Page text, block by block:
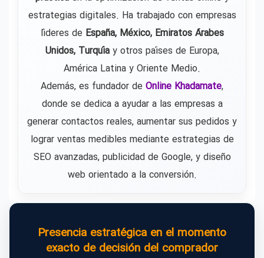
estrategias digitales. Ha trabajado con empresas
líderes de España, México, Emiratos Árabes
Unidos, Turquíay otros países de Europa,
América Latina y Oriente Medio.
Además, es fundador de Online Khadamate,
donde se dedica a ayudar a las empresas a
generar contactos reales, aumentar sus pedidos y
lograr ventas medibles mediante estrategias de
SEO avanzadas, publicidad de Google, y diseño
web orientado a la conversión.
Presencia estratégica en el momento
exacto de decisión del comprador